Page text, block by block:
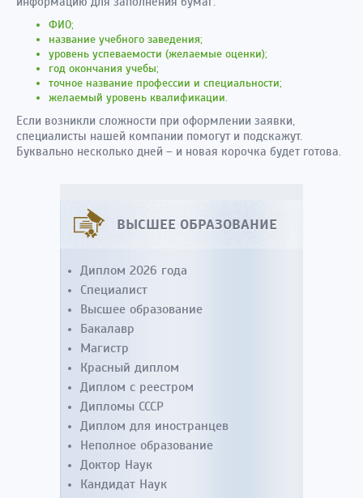
ФИО;
название учебного заведения;
уровень успеваемости (желаемые оценки);
год окончания учебы;
точное название профессии и специальности;
желаемый уровень квалификации.
Если возникли сложности при оформлении заявки,
специалисты нашей компании помогут и подскажут.
Буквально несколько дней – и новая корочка будет готова.
ВЫСШЕЕ ОБРАЗОВАНИЕ
Диплом 2026 года
Специалист
Высшее образование
Бакалавр
Магистр
Красный диплом
Диплом с реестром
Дипломы СССР
Диплом для иностранцев
Неполное образование
Доктор Наук
Кандидат Наук